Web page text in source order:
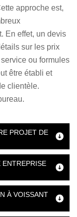
approche est,
En effet, un devis
sur les prix
ou formules
être établi et
clientèle.
PROJET DE
ENTREPRISE
À VOISSANT